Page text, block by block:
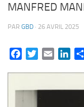
MANFRED
PAR GBD · 26 AVRIL 2025
FacebookTwitterEmail